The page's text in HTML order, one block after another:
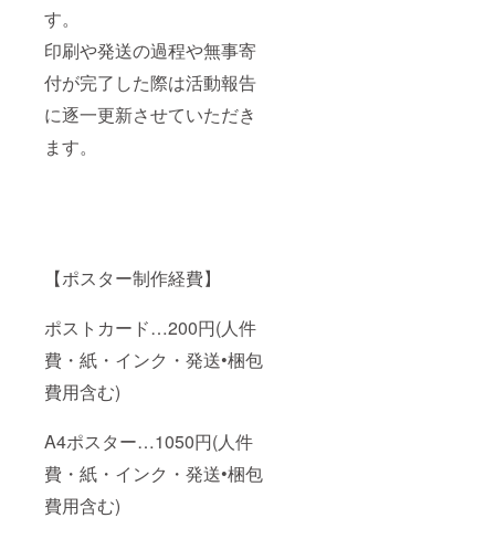
す。
印刷や発送の過程や無事寄
付が完了した際は活動報告
に逐一更新させていただき
ます。
【ポスター制作経費】
ポストカード…200円(人件
費・紙・インク・発送•梱包
費用含む)
A4ポスター…1050円(人件
費・紙・インク・発送•梱包
費用含む)